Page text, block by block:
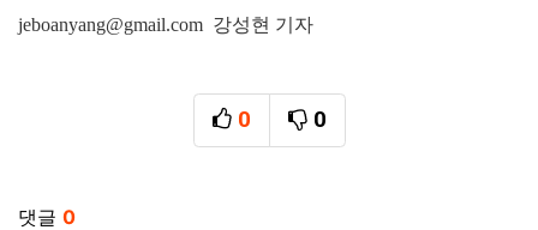
jeboanyang@gmail.com 강성현 기자
0
추천
0
비추천
댓글 0